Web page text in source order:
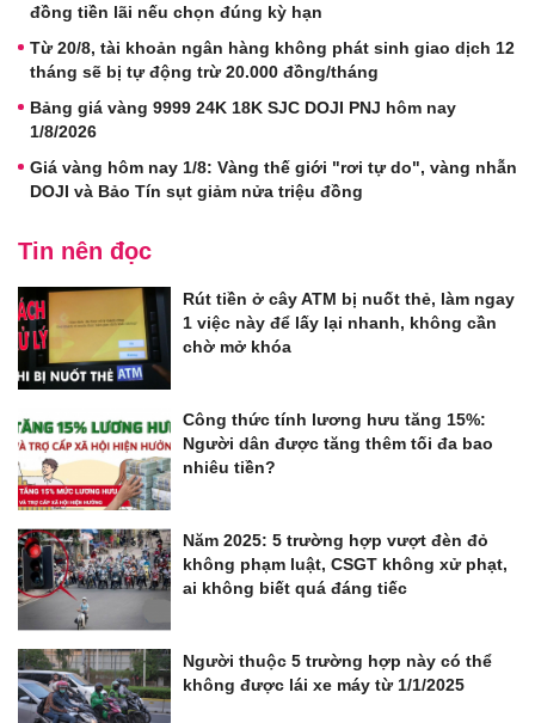
đồng tiền lãi nếu chọn đúng kỳ hạn
Từ 20/8, tài khoản ngân hàng không phát sinh giao dịch 12
tháng sẽ bị tự động trừ 20.000 đồng/tháng
Bảng giá vàng 9999 24K 18K SJC DOJI PNJ hôm nay
1/8/2026
Giá vàng hôm nay 1/8: Vàng thế giới "rơi tự do", vàng nhẫn
DOJI và Bảo Tín sụt giảm nửa triệu đồng
Tin nên đọc
Rút tiền ở cây ATM bị nuốt thẻ, làm ngay
1 việc này để lấy lại nhanh, không cần
chờ mở khóa
Công thức tính lương hưu tăng 15%:
Người dân được tăng thêm tối đa bao
nhiêu tiền?
Năm 2025: 5 trường hợp vượt đèn đỏ
không phạm luật, CSGT không xử phạt,
ai không biết quá đáng tiếc
Người thuộc 5 trường hợp này có thể
không được lái xe máy từ 1/1/2025